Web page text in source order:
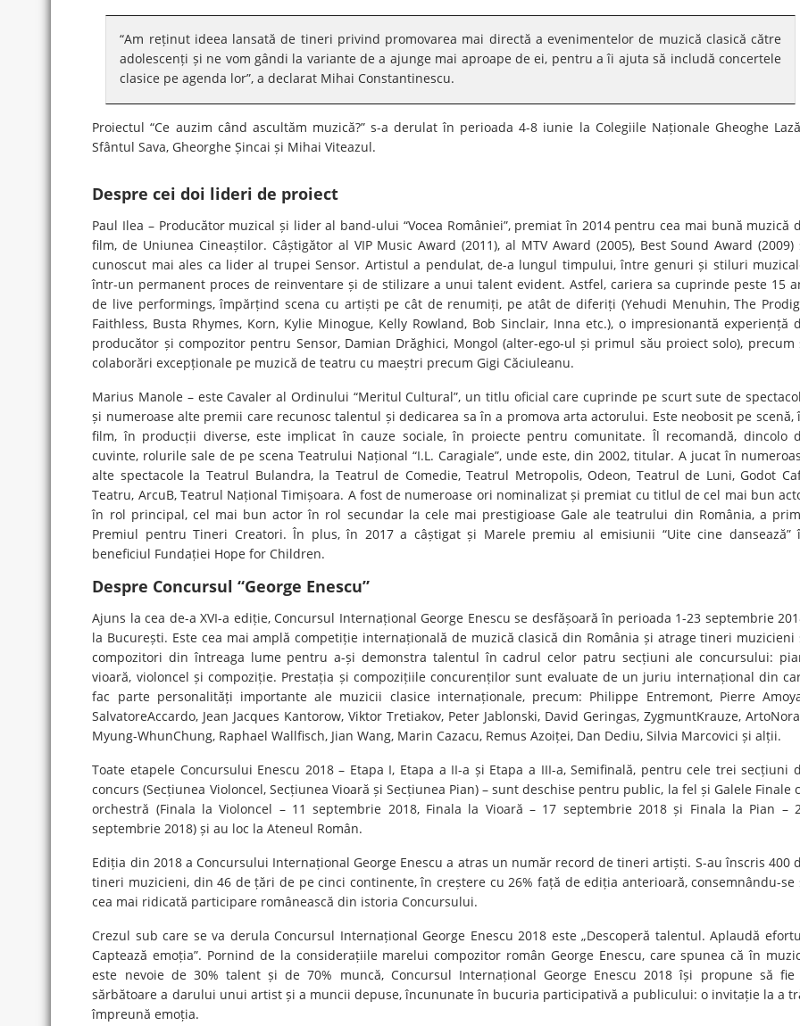
“Am reținut ideea lansată de tineri privind promovarea mai directă a evenimentelor de muzică clasică către
adolescenți și ne vom gândi la variante de a ajunge mai aproape de ei, pentru a îi ajuta să includă concertele
clasice pe agenda lor”, a declarat Mihai Constantinescu.
Proiectul “Ce auzim când ascultăm muzică?” s-a derulat în perioada 4-8 iunie la Colegiile Naționale Gheoghe
Sfântul Sava, Gheorghe Șincai și Mihai Viteazul.
Despre cei doi lideri de proiect
Paul Ilea – Producător muzical și lider al band-ului “Vocea României”, premiat în 2014 pentru cea mai bună muzică
film, de Uniunea Cineaștilor. Câștigător al VIP Music Award (2011), al MTV Award (2005), Best Sound Award (2009)
cunoscut mai ales ca lider al trupei Sensor. Artistul a pendulat, de-a lungul timpului, între genuri și stiluri
într-un permanent proces de reinventare și de stilizare a unui talent evident. Astfel, cariera sa cuprinde peste 15
de live performings, împărțind scena cu artiști pe cât de renumiți, pe atât de diferiți (Yehudi Menuhin, The
Faithless, Busta Rhymes, Korn, Kylie Minogue, Kelly Rowland, Bob Sinclair, Inna etc.), o impresionantă experiență
producător și compozitor pentru Sensor, Damian Drăghici, Mongol (alter-ego-ul și primul său proiect solo), precum
colaborări excepționale pe muzică de teatru cu maeștri precum Gigi Căciuleanu.
Marius Manole – este Cavaler al Ordinului “Meritul Cultural”, un titlu oficial care cuprinde pe scurt sute de
și numeroase alte premii care recunosc talentul și dedicarea sa în a promova arta actorului. Este neobosit pe scenă,
film, în producții diverse, este implicat în cauze sociale, în proiecte pentru comunitate. Îl recomandă, dincolo
cuvinte, rolurile sale de pe scena Teatrului Național “I.L. Caragiale”, unde este, din 2002, titular. A jucat în
alte spectacole la Teatrul Bulandra, la Teatrul de Comedie, Teatrul Metropolis, Odeon, Teatrul de Luni, Godot
Teatru, ArcuB, Teatrul Național Timișoara. A fost de numeroase ori nominalizat și premiat cu titlul de cel mai bun
în rol principal, cel mai bun actor în rol secundar la cele mai prestigioase Gale ale teatrului din România, a
Premiul pentru Tineri Creatori. În plus, în 2017 a câștigat și Marele premiu al emisiunii “Uite cine dansează”
beneficiul Fundației Hope for Children.
Despre Concursul “George Enescu”
Ajuns la cea de-a XVI-a ediție, Concursul Internațional George Enescu se desfășoară în perioada 1-23 septembrie
la București. Este cea mai amplă competiție internațională de muzică clasică din România și atrage tineri muzicieni
compozitori din întreaga lume pentru a-și demonstra talentul în cadrul celor patru secțiuni ale concursului:
vioară, violoncel și compoziție. Prestația și compozițiile concurenților sunt evaluate de un juriu internațional din
fac parte personalități importante ale muzicii clasice internaționale, precum: Philippe Entremont, Pierre
SalvatoreAccardo, Jean Jacques Kantorow, Viktor Tretiakov, Peter Jablonski, David Geringas, ZygmuntKrauze,
Myung-WhunChung, Raphael Wallfisch, Jian Wang, Marin Cazacu, Remus Azoiței, Dan Dediu, Silvia Marcovici și alții.
Toate etapele Concursului Enescu 2018 – Etapa I, Etapa a II-a și Etapa a III-a, Semifinală, pentru cele trei secțiuni
concurs (Secțiunea Violoncel, Secțiunea Vioară și Secțiunea Pian) – sunt deschise pentru public, la fel și Galele Finale
orchestră (Finala la Violoncel – 11 septembrie 2018, Finala la Vioară – 17 septembrie 2018 și Finala la Pian –
septembrie 2018) și au loc la Ateneul Român.
Ediția din 2018 a Concursului Internațional George Enescu a atras un număr record de tineri artiști. S-au înscris 400
tineri muzicieni, din 46 de țări de pe cinci continente, în creștere cu 26% față de ediția anterioară, consemnându-se
cea mai ridicată participare românească din istoria Concursului.
Crezul sub care se va derula Concursul Internațional George Enescu 2018 este „Descoperă talentul. Aplaudă
Captează emoția”. Pornind de la considerațiile marelui compozitor român George Enescu, care spunea că în
este nevoie de 30% talent și de 70% muncă, Concursul Internațional George Enescu 2018 își propune să fie
sărbătoare a darului unui artist și a muncii depuse, încununate în bucuria participativă a publicului: o invitație la a
împreună emoția.